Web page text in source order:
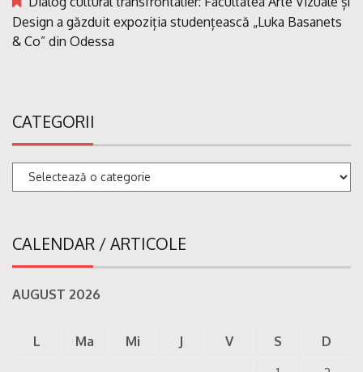
Design a găzduit expoziția studențească „Luka Basanets
& Co” din Odessa
CATEGORII
Categorii
CALENDAR / ARTICOLE
AUGUST 2026
L Ma Mi J V S
D